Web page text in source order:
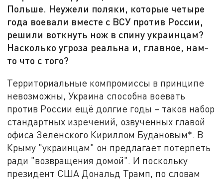
Польше. Неужели поляки, которые четыре
года воевали вместе с ВСУ против России,
решили воткнуть нож в спину украинцам?
Насколько угроза реальна и, главное, нам-
то что с того?
Территориальные компромиссы в принципе
невозможны, Украина способна воевать
против России ещё долгие годы – таков набор
стандартных изречений, озвученных главой
офиса Зеленского Кириллом Будановым*. В
Крыму "украинцам" он предлагает потерпеть
ради "возвращения домой". И поскольку
президент США Дональд Трамп, по словам